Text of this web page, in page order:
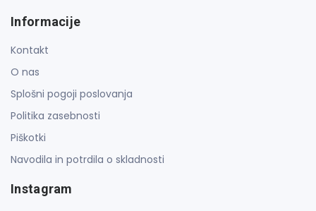
Informacije
Kontakt
O nas
Splošni pogoji poslovanja
Politika zasebnosti
Piškotki
Navodila in potrdila o skladnosti
Instagram